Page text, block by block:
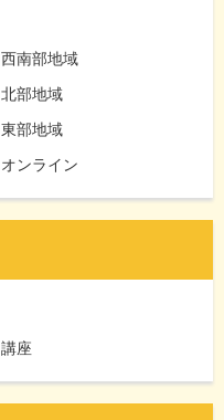
西南部地域
北部地域
東部地域
オンライン
講座